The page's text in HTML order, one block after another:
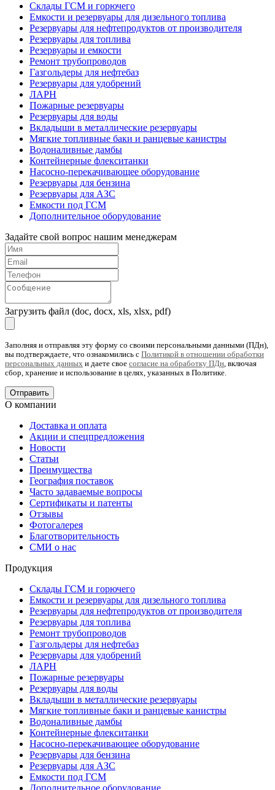
Склады ГСМ и горючего
Емкости и резервуары для дизельного топлива
Резервуары для нефтепродуктов от производителя
Резервуары для топлива
Резервуары и емкости
Ремонт трубопроводов
Газгольдеры для нефтебаз
Резервуары для удобрений
ЛАРН
Пожарные резервуары
Резервуары для воды
Вкладыши в металлические резервуары
Мягкие топливные баки и ранцевые канистры
Водоналивные дамбы
Контейнерные флекситанки
Насосно-перекачивающее оборудование
Резервуары для бензина
Резервуары для АЗС
Емкости под ГСМ
Дополнительное оборудование
Задайте свой вопрос нашим менеджерам
Загрузить файл (doc, docx, xls, xlsx, pdf)
Заполняя и отправляя эту форму со своими персональными данными (ПДн),
вы подтверждаете, что ознакомились с Политикой в отношении обработки
персональных данных и даете свое согласие на обработку ПДн, включая
сбор, хранение и использование в целях, указанных в Политике.
О компании
Доставка и оплата
Акции и спецпредложения
Новости
Статьи
Преимущества
География поставок
Часто задаваемые вопросы
Сертификаты и патенты
Отзывы
Фотогалерея
Благотворительность
СМИ о нас
Продукция
Склады ГСМ и горючего
Емкости и резервуары для дизельного топлива
Резервуары для нефтепродуктов от производителя
Резервуары для топлива
Ремонт трубопроводов
Газгольдеры для нефтебаз
Резервуары для удобрений
ЛАРН
Пожарные резервуары
Резервуары для воды
Вкладыши в металлические резервуары
Мягкие топливные баки и ранцевые канистры
Водоналивные дамбы
Контейнерные флекситанки
Насосно-перекачивающее оборудование
Резервуары для бензина
Резервуары для АЗС
Емкости под ГСМ